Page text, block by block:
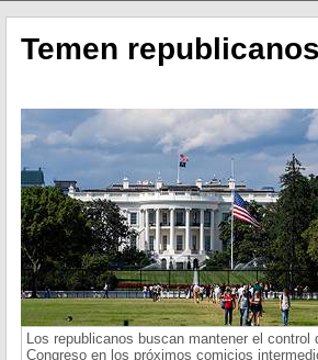
Temen
Los republicanos buscan mantener el control
Congreso en los próximos comicios